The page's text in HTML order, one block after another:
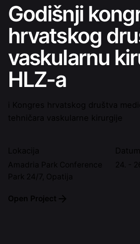
Godišnji
hrvatskog
vaskularnu
HLZ-a
i Kongres hrvatskog društva
tehničara vaskularne kirurgije
Lokacija
Amadria Park Conference
Park 24/7, Opatija
Datum
24. -
Open Project